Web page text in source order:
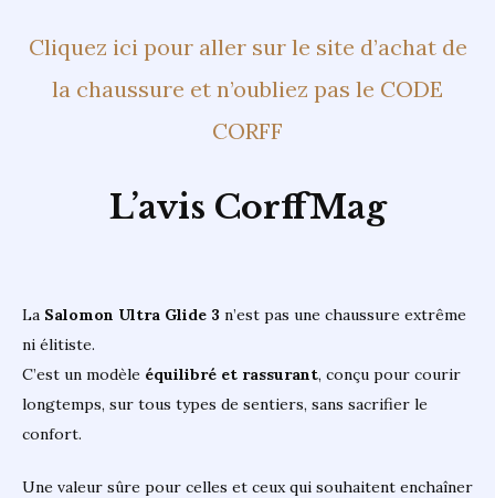
Cliquez ici pour aller sur le site d’achat de
la chaussure et n’oubliez pas le CODE
CORFF
L’avis CorffMag
La Salomon Ultra Glide 3 n’est pas une chaussure extrême
ni élitiste.
C’est un modèle équilibré et rassurant, conçu pour courir
longtemps, sur tous types de sentiers, sans sacrifier le
confort.
Une valeur sûre pour celles et ceux qui souhaitent enchaîner